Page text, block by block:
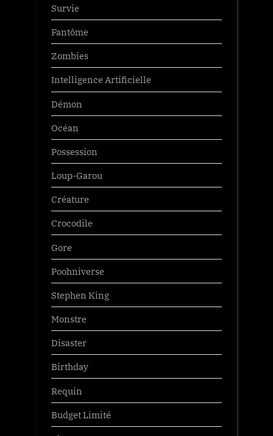
Survie
Fantôme
Zombies
Intelligence Artificielle
Démon
Océan
Possession
Loup-Garou
Créature
Crocodile
Gore
Poohniverse
Stephen King
Monstre
Disaster
Birthday
Requin
Budget Limité